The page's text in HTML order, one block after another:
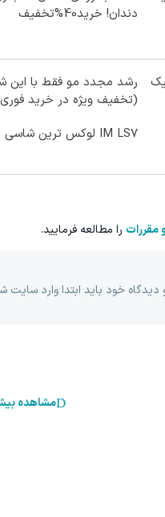
دندان! خرید40%تخفیف
رشد مجدد مو فقط با این
(تخفیف ویژه در خرید
IM LS7 لوکس ترین شاسی بلند برقی ایران
مقررات را مطالعه فرمایید.
خود باید ابتدا وارد
مشاهده